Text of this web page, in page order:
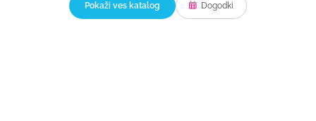
Pokaži ves katalog Dogodki